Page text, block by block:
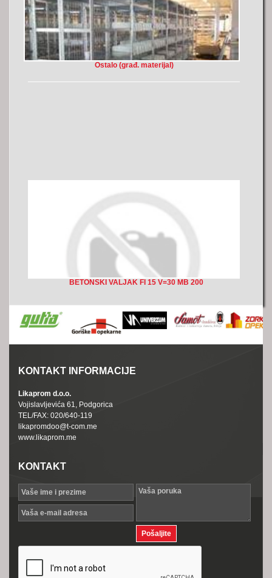
Ostalo (građ. materijal)
BETONSKI VALJAK FI 15 V=30 MB 200
KONTAKT INFORMACIJE
Likaprom d.o.o.
Vojislavljevića 61, Podgorica
TEL/FAX: 020/640-119
likapromdoo@t-com.me
www.likaprom.me
KONTAKT